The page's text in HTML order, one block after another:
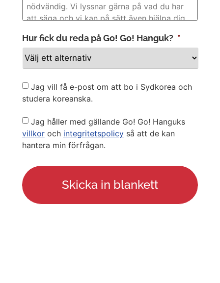
Hur fick du reda på Go! Go! Hanguk? *
Newsletter
Jag vill få e-post om att bo i Sydkorea och
studera koreanska.
Privacy
Policy
Jag håller med gällande Go! Go! Hanguks
villkoroch integritetspolicyså att de kan
hantera min förfrågan.